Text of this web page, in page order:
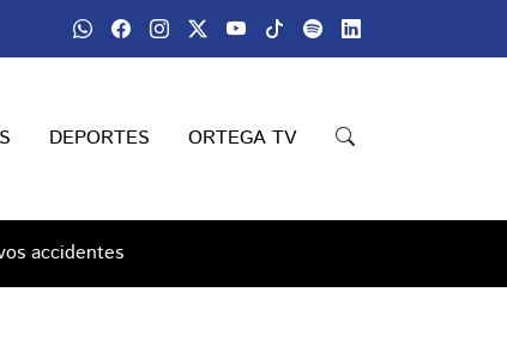
DEPORTES ORTEGA TV
accidentes